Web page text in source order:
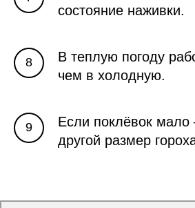
состояние наживки.
В теплую погоду
чем в холодную.
Если поклёвок
другой размер